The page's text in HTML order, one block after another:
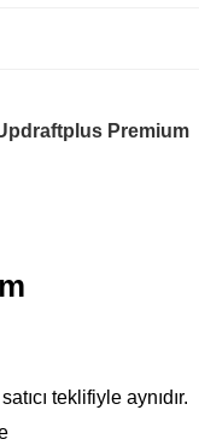
Premium
teklifiyle aynıdır.